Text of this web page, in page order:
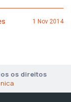
1 Nov 2014
os direitos